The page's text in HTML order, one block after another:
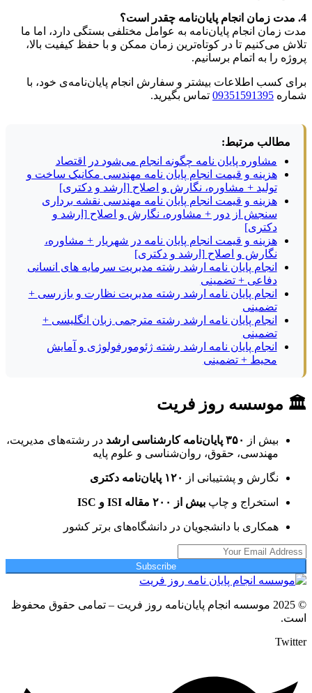
4. مدت زمان انجام پایان‌نامه چقدر است؟
مدت زمان انجام پایان‌نامه به عوامل مختلفی بستگی دارد، اما ما
تلاش می‌کنیم تا در کوتاه‌ترین زمان ممکن و با حفظ کیفیت بالا،
پروژه را به اتمام برسانیم.
برای کسب اطلاعات بیشتر و سفارش انجام پایان‌نامه‌ی خود، با
شماره 09351591395 تماس بگیرید.
مطالب مرتبط:
مشاوره پایان نامه چگونه انجام می‌شود در اقتصاد
هزینه و قیمت انجام پایان نامه مهندسی مکانیک ساخت و
تولید + مشاوره، نگارش و اصلاح [ارشد و دکتری]
هزینه و قیمت انجام پایان نامه مهندسی نقشه برداری
سنجش از دور + مشاوره، نگارش و اصلاح [ارشد و
دکتری]
هزینه و قیمت انجام پایان نامه در شهریار + مشاوره،
نگارش و اصلاح [ارشد و دکتری]
انجام پایان نامه ارشد رشته مدیریت سرمایه های انسانی
دفاعی + تضمینی
انجام پایان نامه ارشد رشته مدیریت نظارت و بازرسی +
تضمینی
انجام پایان نامه ارشد رشته مترجمی زبان انگلیسی +
تضمینی
انجام پایان نامه ارشد رشته ژئومورفولوژی و آمایش
محیط + تضمینی
🏛 موسسه روز فریت
بیش از ۳۵۰ پایان‌نامه کارشناسی ارشد
در رشته‌های مدیریت،
مهندسی، حقوق، روان‌شناسی و علوم پایه
نگارش و پشتیبانی از ۱۲۰ پایان‌نامه دکتری
استخراج و چاپ بیش از ۲۰۰ مقاله ISI و ISC
همکاری با دانشجویان در دانشگاه‌های برتر کشور
Subscribe
© 2025 موسسه انجام پایان‌نامه روز فریت – تمامی حقوق محفوظ
است.
Twitter